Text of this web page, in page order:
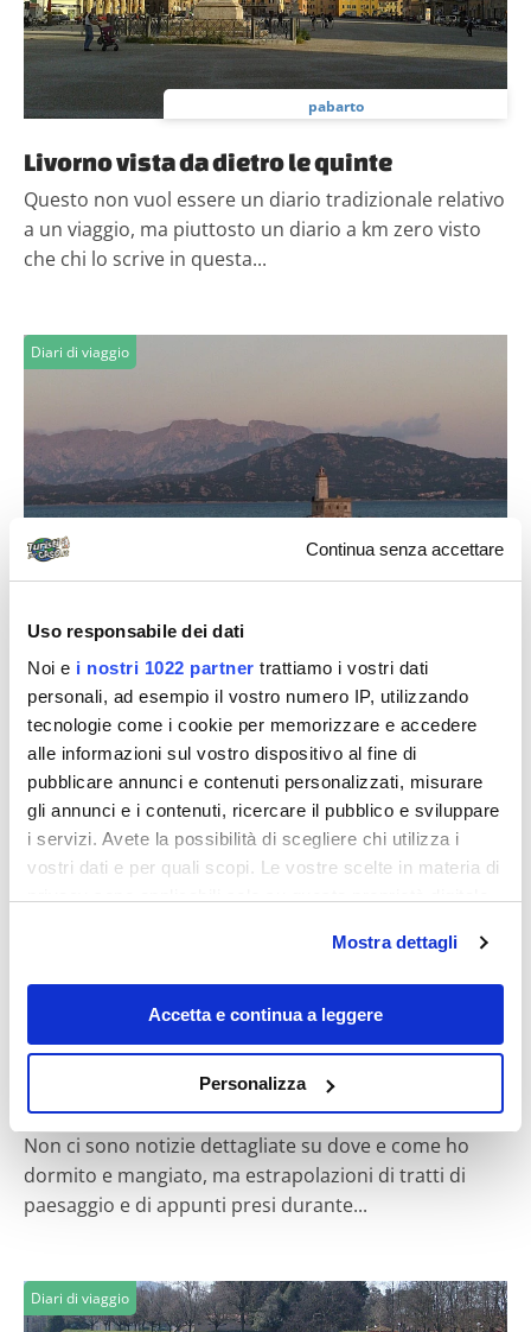
Continua senza accettare
Uso responsabile dei dati
Noi e i nostri 1022 partner trattiamo i vostri dati
personali, ad esempio il vostro numero IP, utilizzando
tecnologie come i cookie per memorizzare e accedere
alle informazioni sul vostro dispositivo al fine di
pubblicare annunci e contenuti personalizzati, misurare
gli annunci e i contenuti, ricercare il pubblico e sviluppare
i servizi. Avete la possibilità di scegliere chi utilizza i
vostri dati e per quali scopi. Le vostre scelte in materia di
modificare o revocare il proprio consenso in qualsiasi
momento dalla Dichiarazione sui cookie o facendo clic
sull'icona di attivazione della privacy.
raccogliere informazioni sulla tua posizione
geografica, con un'approssimazione di qualche
metro,
Identificare il tuo dispositivo, scansionandolo
attivamente alla ricerca di caratteristiche specifiche
e imposta le tue preferenze nellasezione dettagli. Puoi
Mostra dettagli
Accetta e continua a leggere
Personalizza
pabarto
Livorno vista da dietro le quinte
Questo non vuol essere un diario tradizionale relativo
a un viaggio, ma piuttosto un diario a km zero visto
che chi lo scrive in questa...
Diari di viaggio
Armando Domenico Ferrari
Sardegna
Sette giorni in moto sulle strade della Sardegna 1
giorno: Brescia - Livorno km 300 - lunedì 18 giugno
2012 Il mormorio del vento...
Diari di viaggio
Pudduch
Adrirrenica
Non ci sono notizie dettagliate su dove e come ho
dormito e mangiato, ma estrapolazioni di tratti di
paesaggio e di appunti presi durante...
Diari di viaggio